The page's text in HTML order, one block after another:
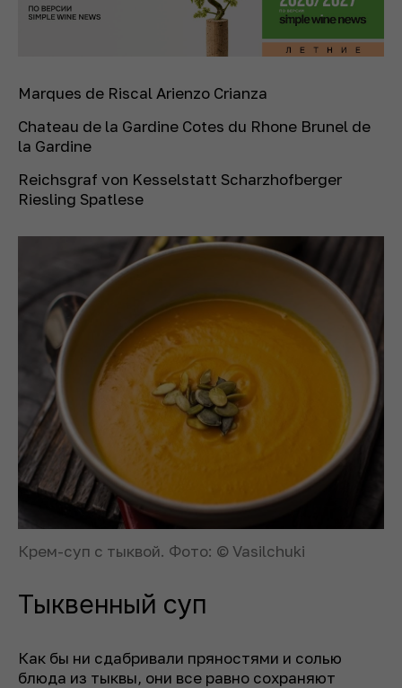
Marques de Riscal Arienzo Crianza
Chateau de la Gardine Cotes du Rhone Brunel de
la Gardine
Reichsgraf von Kesselstatt Scharzhofberger
Riesling Spatlese
Крем-суп с тыквой. Фото: © Vasilсhuki
Тыквенный суп
Как бы ни сдабривали пряностями и солью
блюда из тыквы, они все равно сохраняют